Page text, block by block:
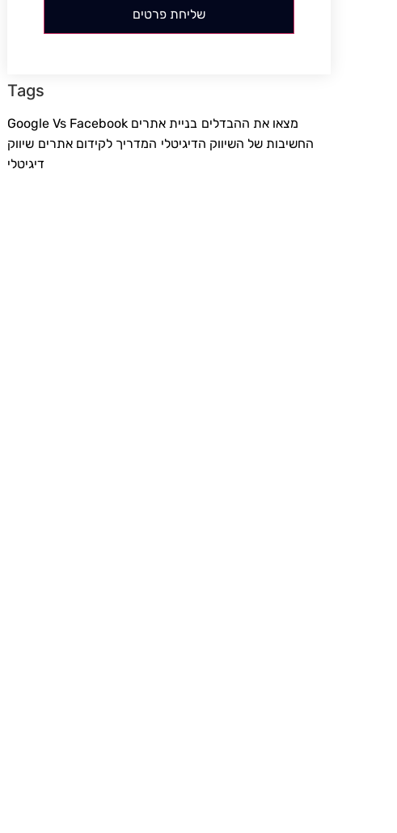
שליחת פרטים
Tags
Google Vs Facebook מצאו את ההבדלים בניית אתרים
החשיבות של השיווק הדיגיטלי המדריך לקידום אתרים שיווק
דיגיטלי